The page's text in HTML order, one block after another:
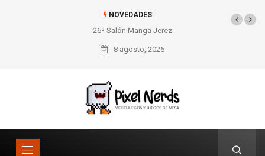
NOVEDADES
26º Salón Manga Jerez
8 agosto, 2026